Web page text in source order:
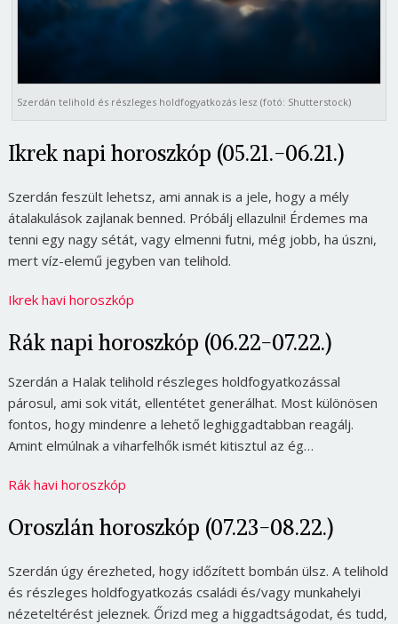
Szerdán telihold és részleges holdfogyatkozás lesz (fotó: Shutterstock)
Ikrek napi horoszkóp (05.21.-06.21.)
Szerdán feszült lehetsz, ami annak is a jele, hogy a mély
átalakulások zajlanak benned. Próbálj ellazulni! Érdemes ma
tenni egy nagy sétát, vagy elmenni futni, még jobb, ha úszni,
mert víz-elemű jegyben van telihold.
Ikrek havi horoszkóp
Rák napi horoszkóp (06.22-07.22.)
Szerdán a Halak telihold részleges holdfogyatkozással
párosul, ami sok vitát, ellentétet generálhat. Most különösen
fontos, hogy mindenre a lehető leghiggadtabban reagálj.
Amint elmúlnak a viharfelhők ismét kitisztul az ég…
Rák havi horoszkóp
Oroszlán horoszkóp (07.23-08.22.)
Szerdán úgy érezheted, hogy időzített bombán ülsz. A telihold
és részleges holdfogyatkozás családi és/vagy munkahelyi
nézeteltérést jeleznek. Őrizd meg a higgadtságodat, és tudd,